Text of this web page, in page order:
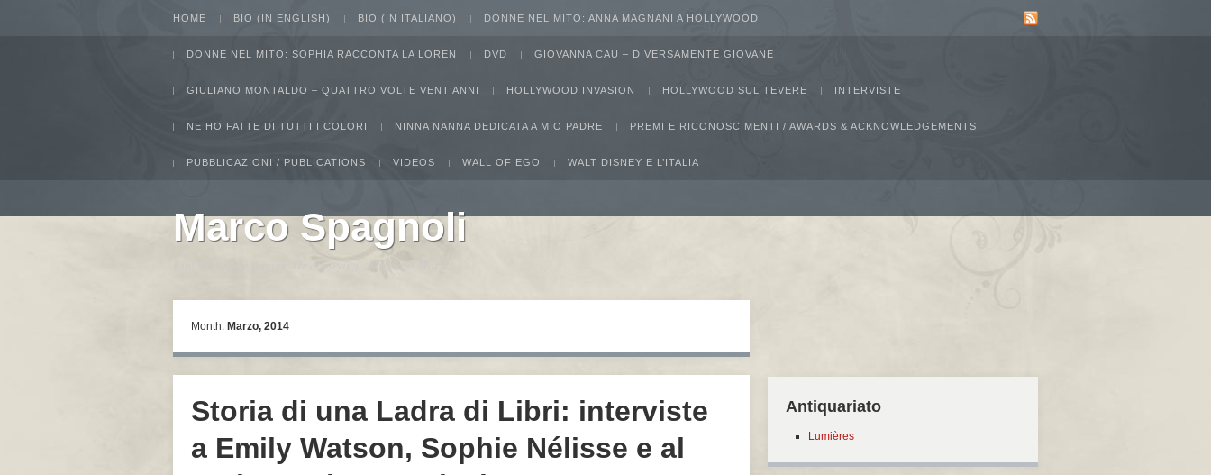
HOME BIO (IN ENGLISH) BIO (IN ITALIANO) DONNE NEL MITO: ANNA MAGNANI A HOLLYWOOD
DONNE NEL MITO: SOPHIA RACCONTA LA LOREN DVD GIOVANNA CAU – DIVERSAMENTE GIOVANE
GIULIANO MONTALDO – QUATTRO VOLTE VENT’ANNI HOLLYWOOD INVASION HOLLYWOOD SUL TEVERE INTERVISTE
NE HO FATTE DI TUTTI I COLORI NINNA NANNA DEDICATA A MIO PADRE PREMI E RICONOSCIMENTI / AWARDS & ACKNOWLEDGEMENTS
PUBBLICAZIONI / PUBLICATIONS VIDEOS WALL OF EGO WALT DISNEY E L’ITALIA
Marco Spagnoli
Month: Marzo, 2014
Storia di una Ladra di Libri: interviste
a Emily Watson, Sophie Nélisse e al
Antiquariato
Lumières